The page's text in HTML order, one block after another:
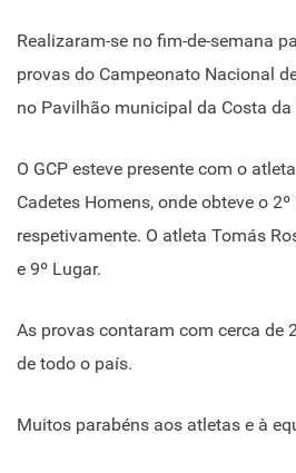
Realizaram-se no fim-de-semana
provas do Campeonato Nacional
no Pavilhão municipal da Costa da
O GCP esteve presente com o
Cadetes Homens, onde obteve o
respetivamente. O atleta Tomás
e 9º Lugar.
As provas contaram com cerca de
de todo o país.
Muitos parabéns aos atletas e à